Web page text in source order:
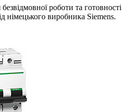
роботи та готовності
німецького виробника Siemens.